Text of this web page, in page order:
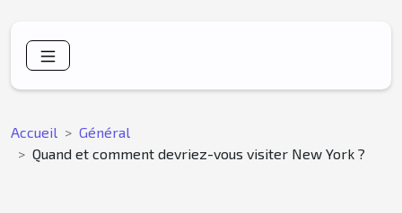
Accueil
Général
Quand et comment devriez-vous visiter New York ?